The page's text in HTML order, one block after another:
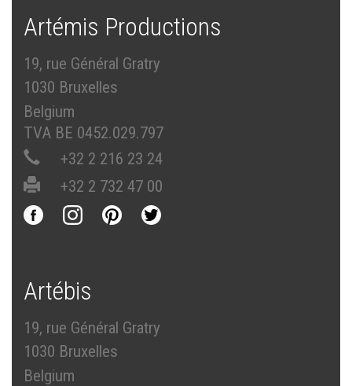
Artémis Productions
19, rue Général Gratry
1030 Bruxelles
Belgium
TVA BE 0452.029.797
+32 2 216 23 24
+32 2 732 47 00
Artébis
19, rue Général Gratry
1030 Bruxelles
Belgium